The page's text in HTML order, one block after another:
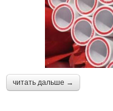
читать дальше →